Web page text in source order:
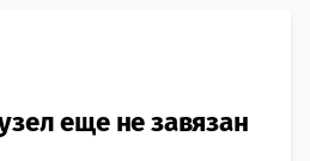
еще не завязан